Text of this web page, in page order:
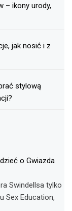
– ikony urody,
jak nosić i z
stylową
o Gwiazda
Swindellsa tylko
Sex Education,